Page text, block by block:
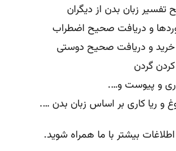
زبان بدن از دیگران
و دریافت صحيح اضطراب
و دریافت صحيح دوستی
گردن
و پیوست و….
ریا کاری بر اساس زبان بدن ….
بیشتر با ما همراه شوید.